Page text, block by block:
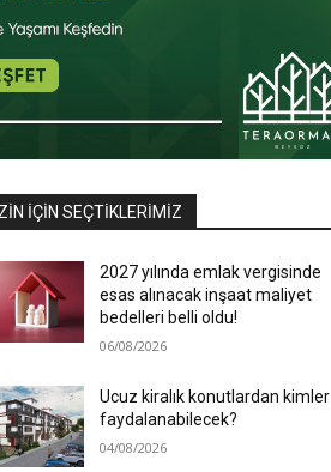
İÇIN SEÇTIKLERIMIZ
2027 yılında emlak vergisinde
esas alınacak inşaat maliyet
bedelleri belli oldu!
06/08/2026
Ucuz kiralık konutlardan kimler
faydalanabilecek?
04/08/2026